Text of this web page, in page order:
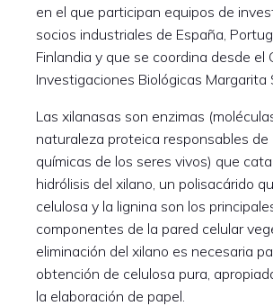
en el que participan equipos de
socios industriales de España,
Finlandia y que se coordina desde el
Investigaciones Biológicas Margarita
Las xilanasas son enzimas
naturaleza proteica responsables de
químicas de los seres vivos) que
hidrólisis del xilano, un polisacárido
celulosa y la lignina son los
componentes de la pared celular
eliminación del xilano es necesaria
obtención de celulosa pura,
la elaboración de papel.